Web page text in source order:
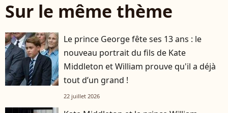
Sur le même thème
Le prince George fête ses 13 ans : le
nouveau portrait du fils de Kate
Middleton et William prouve qu'il a déjà
tout d’un grand !
22 juillet 2026